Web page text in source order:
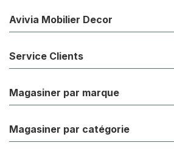
Avivia Mobilier Decor
Service Clients
Magasiner par marque
Magasiner par catégorie